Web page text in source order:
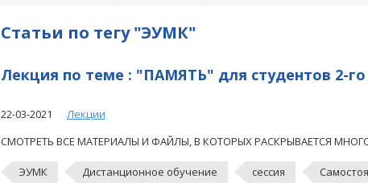
Статьи по тегу "ЭУМК"
Лекция по теме : "ПАМЯТЬ" для студентов 2-
22-03-2021
Лекции
СМОТРЕТЬ ВСЕ МАТЕРИАЛЫ И ФАЙЛЫ, В КОТОРЫХ РАСКРЫВАЕТСЯ
ЭУМК Дистанционное обучение сессия